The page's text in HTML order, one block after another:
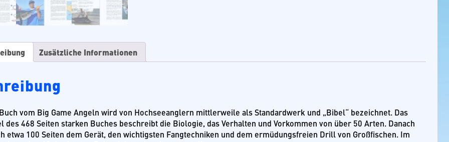
Zusätzliche Informationen
vom Big Game Angeln wird von Hochseeanglern mittlerweile als Standardwerk und „Bibel“ bezeichnet. Das
des 468 Seiten starken Buches beschreibt die Biologie, das Verhalten und Vorkommen von über 50 Arten. Danach
etwa 100 Seiten dem Gerät, den wichtigsten Fangtechniken und dem ermüdungsfreien Drill von Großfischen. Im